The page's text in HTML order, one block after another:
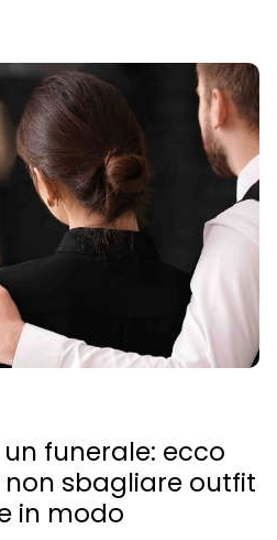
funerale: ecco
sbagliare outfit
in modo